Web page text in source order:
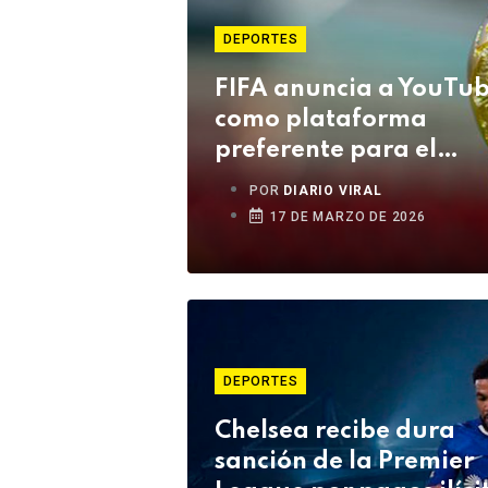
DEPORTES
FIFA anuncia a
como plataforma
preferente para el
Mundial 2026
POR DIARIO VIRAL
17 DE MARZO DE 2026
DEPORTES
Chelsea recibe dura
sanción de la Premier